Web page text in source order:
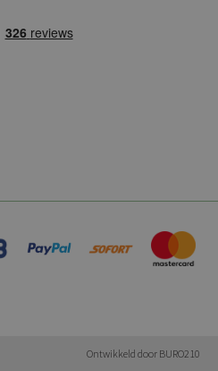
Ontwikkeld door BURO210